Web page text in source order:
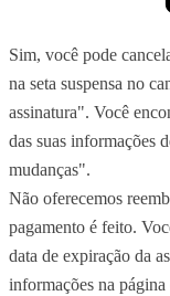
Sim, você pode
na seta suspensa no
assinatura". Você
das suas informações
mudanças".
Não oferecemos
pagamento é feito.
data de expiração da
informações na página